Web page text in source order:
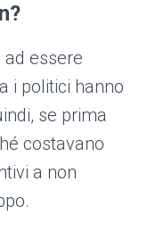
essere
i politici hanno
se prima
costavano
a non